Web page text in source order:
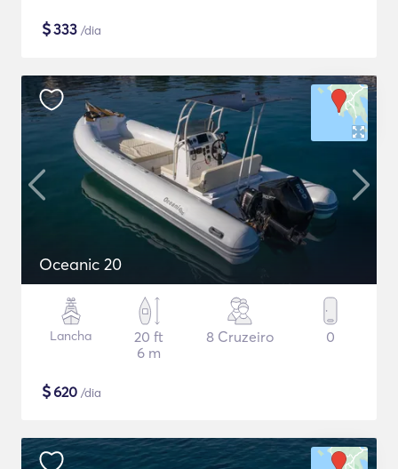
$333 /dia
Oceanic 20
Lancha
20 ft
6 m
8 Cruzeiro 0
$620 /dia